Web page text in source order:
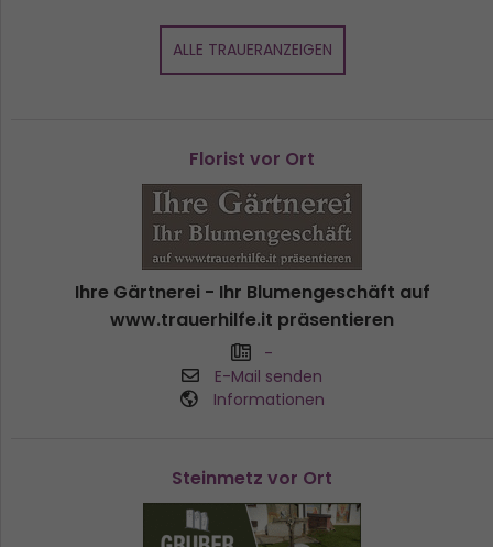
ALLE TRAUERANZEIGEN
Florist vor Ort
Ihre Gärtnerei - Ihr Blumengeschäft auf
www.trauerhilfe.it präsentieren
-
E-Mail senden
Informationen
Steinmetz vor Ort